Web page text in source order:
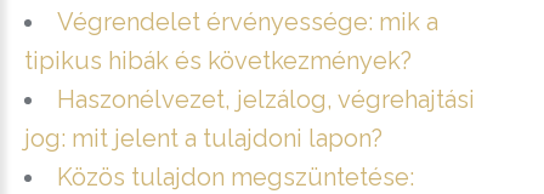
Végrendelet érvényessége: mik a
tipikus hibák és következmények?
Haszonélvezet, jelzálog, végrehajtási
jog: mit jelent a tulajdoni lapon?
Közös tulajdon megszüntetése: